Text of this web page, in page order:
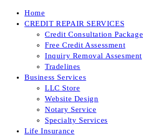
Skip
Home
CREDIT REPAIR SERVICES
Credit Consultation Package
Free Credit Assessment
Inquiry Removal Assesment
Tradelines
Business Services
LLC Store
Website Design
Notary Service
Specialty Services
Life Insurance